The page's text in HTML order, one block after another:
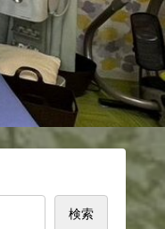
検索